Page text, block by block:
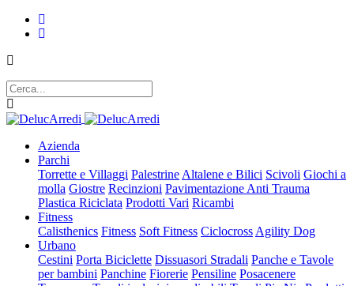
Azienda
Parchi
Torrette e Villaggi Palestrine Altalene e Bilici Scivoli Giochi a
molla Giostre Recinzioni Pavimentazione Anti Trauma
Plastica Riciclata Prodotti Vari Ricambi
Fitness
Calisthenics Fitness Soft Fitness Ciclocross Agility Dog
Urbano
Cestini Porta Biciclette Dissuasori Stradali Panche e Tavole
per bambini Panchine Fiorerie Pensiline Posacenere